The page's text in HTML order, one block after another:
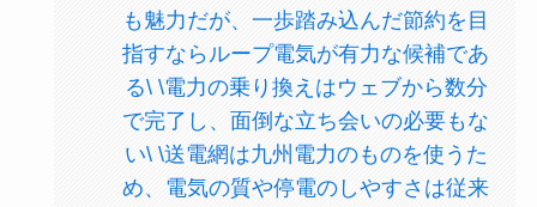
も魅力だが、一歩踏み込んだ節約を目
指すならループ電気が有力な候補であ
る\ \電力の乗り換えはウェブから数分
で完了し、面倒な立ち会いの必要もな
い\ \送電網は九州電力のものを使うた
め、電気の質や停電のしやすさは従来